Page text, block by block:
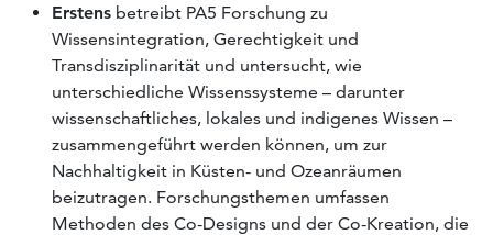
Erstens betreibt PA5 Forschung zu
Wissensintegration, Gerechtigkeit und
Transdisziplinarität und untersucht, wie
unterschiedliche Wissenssysteme – darunter
wissenschaftliches, lokales und indigenes Wissen –
zusammengeführt werden können, um zur
Nachhaltigkeit in Küsten- und Ozeanräumen
beizutragen. Forschungsthemen umfassen
Methoden des Co-Designs und der Co-Kreation, die